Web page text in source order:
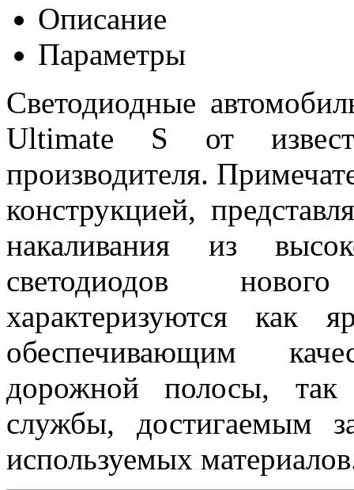
Описание
Параметры
Светодиодные
Ultimate S от
производителя.
конструкцией,
накаливания из
светодиодов
характеризуются
обеспечивающим
дорожной полосы,
службы, достигаемым
используемых